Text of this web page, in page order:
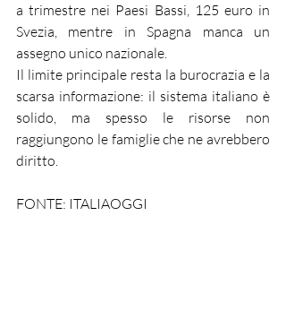
a trimestre nei Paesi Bassi, 125 euro in
Svezia, mentre in Spagna manca un
assegno unico nazionale.
Il limite principale resta la burocrazia e la
scarsa informazione: il sistema italiano è
solido, ma spesso le risorse non
raggiungono le famiglie che ne avrebbero
diritto.
FONTE: ITALIAOGGI